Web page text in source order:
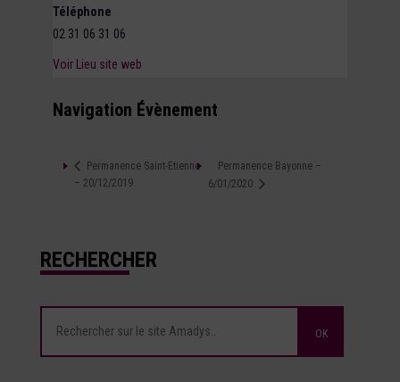
Téléphone
02 31 06 31 06
Voir Lieu site web
Navigation Évènement
Permanence Saint-Etienne
– 20/12/2019
Permanence Bayonne –
6/01/2020
RECHERCHER